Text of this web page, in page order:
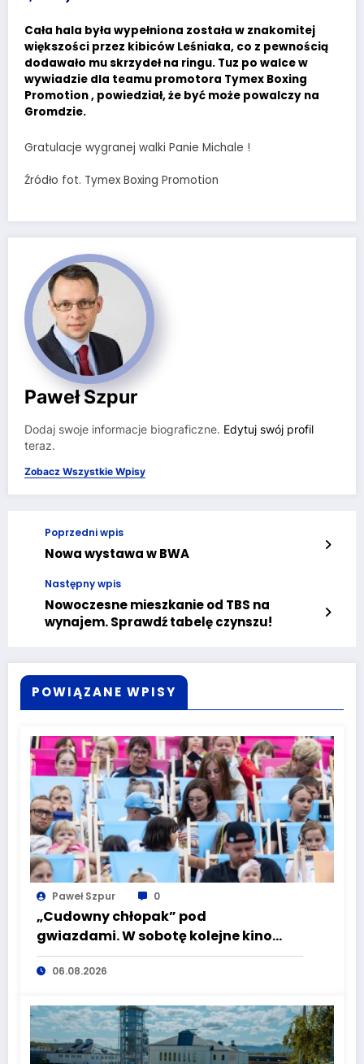
Cała hala była wypełniona została w znakomitej
większości przez kibiców Leśniaka, co z pewnością
dodawało mu skrzydeł na ringu. Tuz po walce w
wywiadzie dla teamu promotora Tymex Boxing
Promotion , powiedział, że być może powalczy na
Gromdzie.
Gratulacje wygranej walki Panie Michale !
Źródło fot. Tymex Boxing Promotion
Paweł Szpur
Dodaj swoje informacje biograficzne. Edytuj swój profil
teraz.
Zobacz Wszystkie Wpisy
Poprzedni wpis
Nowa wystawa w BWA
Następny wpis
Nowoczesne mieszkanie od TBS na
wynajem. Sprawdź tabelę czynszu!
POWIĄZANE WPISY
Paweł Szpur 0
„Cudowny chłopak” pod
gwiazdami. W sobotę kolejne kino
plenerowe w Aqua Zdroju
06.08.2026